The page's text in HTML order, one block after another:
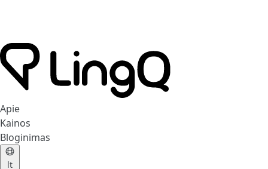
Apie
Kainos
Bloginimas
lt